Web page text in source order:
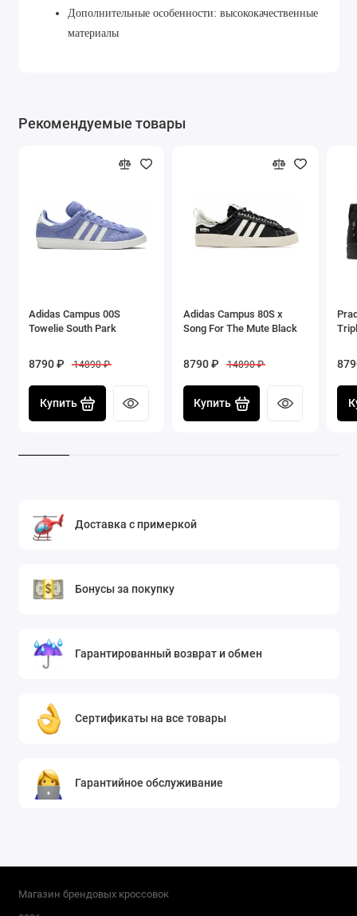
Дополнительные особенности: высококачественные
материалы
Рекомендуемые товары
Adidas Campus 00S
Towelie South Park
8790 ₽ 14890 ₽
Купить
Adidas Campus 80S x
Song For The Mute Black
8790 ₽ 14890 ₽
Купить
Доставка с примеркой
Бонусы за покупку
Гарантированный возврат и обмен
Сертификаты на все товары
Гарантийное обслуживание
Магазин брендовых кроссовок